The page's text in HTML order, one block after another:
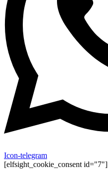
Icon-telegram
[elfsight_cookie_consent id="7"]